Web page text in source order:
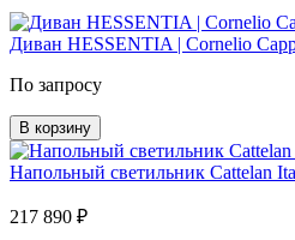
Диван HESSENTIA | Cornelio
По запросу
В корзину
Напольный светильник Cattelan
217 890 ₽